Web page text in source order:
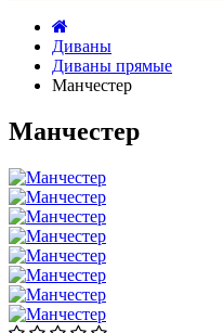
Диваны
Диваны прямые
Манчестер
Манчестер